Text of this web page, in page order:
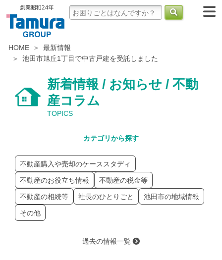
HOME
最新情報
池田市旭丘1丁目で中古戸建を受託しました
新着情報 / お知らせ / 不動
産コラム
TOPICS
カテゴリから探す
不動産購入や売却のケーススタディ
不動産のお役立ち情報 不動産の税金等
不動産の相続等 社長のひとりごと 池田市の地域情報
その他
過去の情報一覧